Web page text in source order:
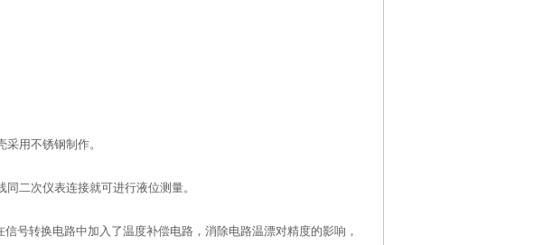
用不锈钢制作。
二次仪表连接就可进行液位测量。
信号转换电路中加入了温度补偿电路，消除电路温漂对精度的影响，